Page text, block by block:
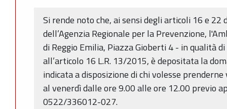
Si rende noto che, ai sensi degli articoli 16 e
dell’Agenzia Regionale per la Prevenzione,
di Reggio Emilia, Piazza Gioberti 4 - in qualità
all’articolo 16 L.R. 13/2015, è depositata la
indicata a disposizione di chi volesse
al venerdì dalle ore 9.00 alle ore 12.00 previo
0522/336012-027.